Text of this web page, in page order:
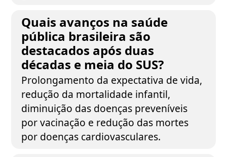
Quais avanços na saúde
pública brasileira são
destacados após duas
décadas e meia do SUS?
Prolongamento da expectativa de vida,
redução da mortalidade infantil,
diminuição das doenças preveníveis
por vacinação e redução das mortes
por doenças cardiovasculares.